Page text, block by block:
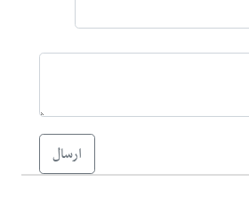
ارسال